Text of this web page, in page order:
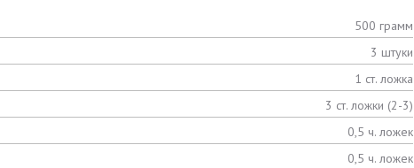
500 грамм
3 штуки
1 ст. ложка
3 ст. ложки (2-3)
0,5 ч. ложек
0,5 ч. ложек